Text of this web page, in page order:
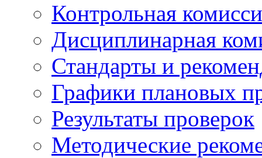
Контрольная
Дисциплинарная
Стандарты и
Графики плановых
Результаты проверок
Методические